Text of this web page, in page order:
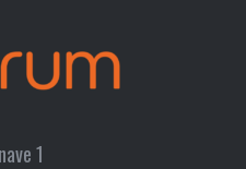
1